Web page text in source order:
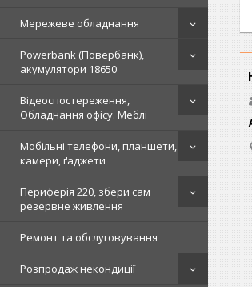
Мережеве обладнання
Powerbank (Повербанк),
акумулятори 18650
Відеоспостереження,
Обладнання офісу. Меблі
Мобільні телефони, планшети,
камери, ґаджети
Периферія 220, збери сам
резервне живлення
Ремонт та обслуговування
Розпродаж некондиції